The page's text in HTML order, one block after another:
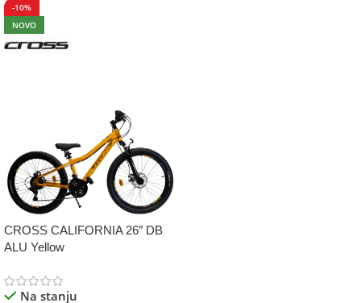
-10%
NOVO
CROSS CALIFORNIA 26″ DB
ALU Yellow
Na stanju